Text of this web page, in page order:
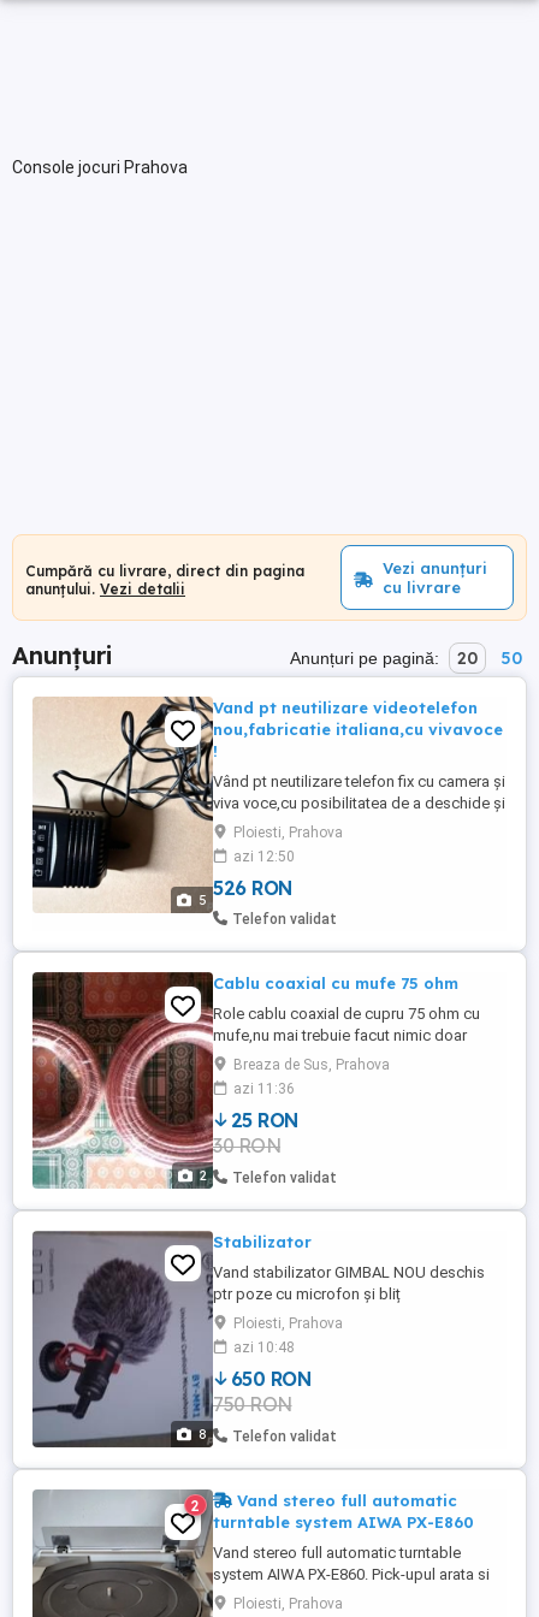
Console jocuri Prahova
Cumpără cu livrare, direct din pagina
anunțului. Vezi detalii
Vezi anunțuri
cu livrare
Anunțuri Anunțuri pe pagină: 20 50
5
Vand pt neutilizare videotelefon
nou,fabricatie italiana,cu vivavoce
!
Vând pt neutilizare telefon fix cu camera și
viva voce,cu posibilitatea de a deschide și
debloca porți sau uși închise
electric,telefonul este nou,având toate
componentele complete,fiind gata de
montat,fiind necesar doar cablul
aferent.Poate fi folosit ca telefon fix sau
Ploiesti, Prahova
azi 12:50
526 RON
Telefon validat
2
Cablu coaxial cu mufe 75 ohm
Role cablu coaxial de cupru 75 ohm cu
mufe,nu mai trebuie facut nimic doar
faceti conectarea la tv. - Rola 20 m - Pret
25 lei.
Breaza de Sus, Prahova
azi 11:36
25 RON
30 RON
Telefon validat
8
Stabilizator
Vand stabilizator GIMBAL NOU deschis
ptr poze cu microfon și bliț
Ploiesti, Prahova
azi 10:48
650 RON
750 RON
Telefon validat
2
Vand stereo full automatic
turntable system AIWA PX-E860
Vand stereo full automatic turntable
system AIWA PX-E860. Pick-upul arata si
functioneaza foarte bine, fara vicii
Ploiesti, Prahova